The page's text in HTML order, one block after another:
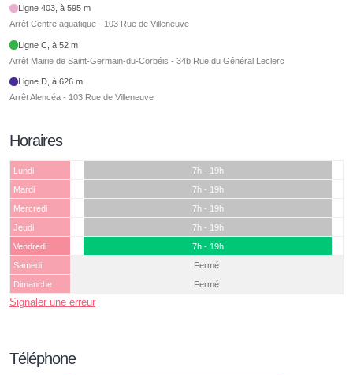
Ligne 403, à 595 m
Arrêt Centre aquatique - 103 Rue de Villeneuve
Ligne C, à 52 m
Arrêt Mairie de Saint-Germain-du-Corbéis - 34b Rue du Général Leclerc
Ligne D, à 626 m
Arrêt Alencéa - 103 Rue de Villeneuve
Horaires
Lundi
7h - 19h
Mardi
7h - 19h
Mercredi
7h - 19h
Jeudi
7h - 19h
Vendredi
7h - 19h
Samedi
Fermé
Dimanche
Fermé
Signaler une erreur
Téléphone